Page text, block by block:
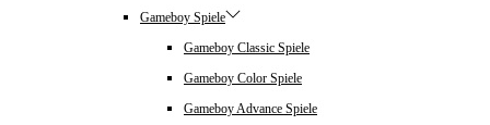
Gameboy Spiele
Gameboy Classic Spiele
Gameboy Color Spiele
Gameboy Advance Spiele